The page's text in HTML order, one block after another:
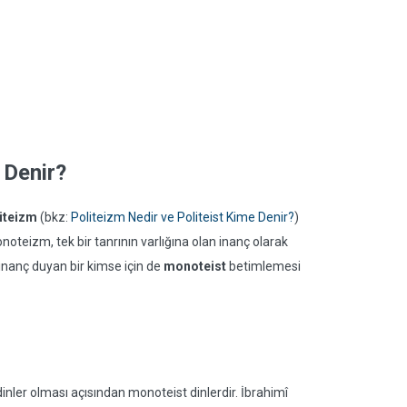
(bkz: Politeizm Nedir ve Politeist Kime Denir?)
tek bir tanrının varlığına olan inanç olarak
duyan bir kimse için de monoteist betimlemesi
olması açısından monoteist dinlerdir. İbrahimî